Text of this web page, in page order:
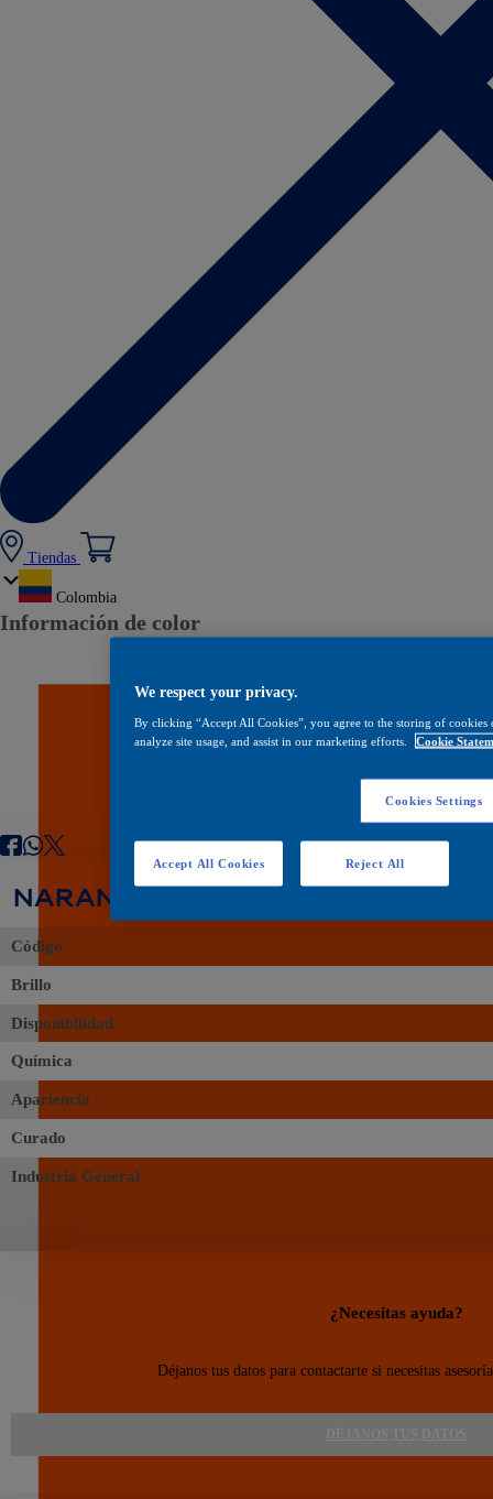
Tiendas
Colombia
Información de color
NARANJA RAL 2001
Código
Brillo
Disponibilidad
Química
Apariencia
Curado
Industria General
¿Necesitas ayuda?
Déjanos tus datos para contactarte si necesitas
We respect your privacy.
By clicking “Accept All Cookies”, you agree to the storing of
analyze site usage, and assist in our marketing efforts.
Cookie
Cookies Settings
Reject All
Accept All Cookies